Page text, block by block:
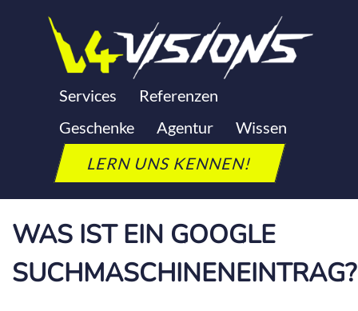
Services
Referenzen
Geschenke
Agentur
Wissen
LERN UNS KENNEN!
GOOGLE
SUCHMASCHINENEINTRAG
Letzte Aktualisierung: 24. September 2025
WAS IST EIN GOOGLE
SUCHMASCHINENEINTRAG?